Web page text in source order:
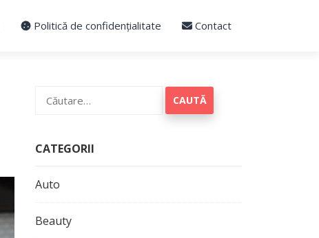
Politică de confidențialitate Contact
după:
CATEGORII
Auto
Beauty